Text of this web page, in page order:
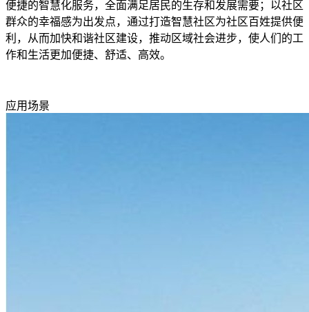
便捷的智慧化服务，全面满足居民的生存和发展需要；以社区
群众的幸福感为出发点，通过打造智慧社区为社区百姓提供便
利，从而加快和谐社区建设，推动区域社会进步，使人们的工
作和生活更加便捷、舒适、高效。
应用场景